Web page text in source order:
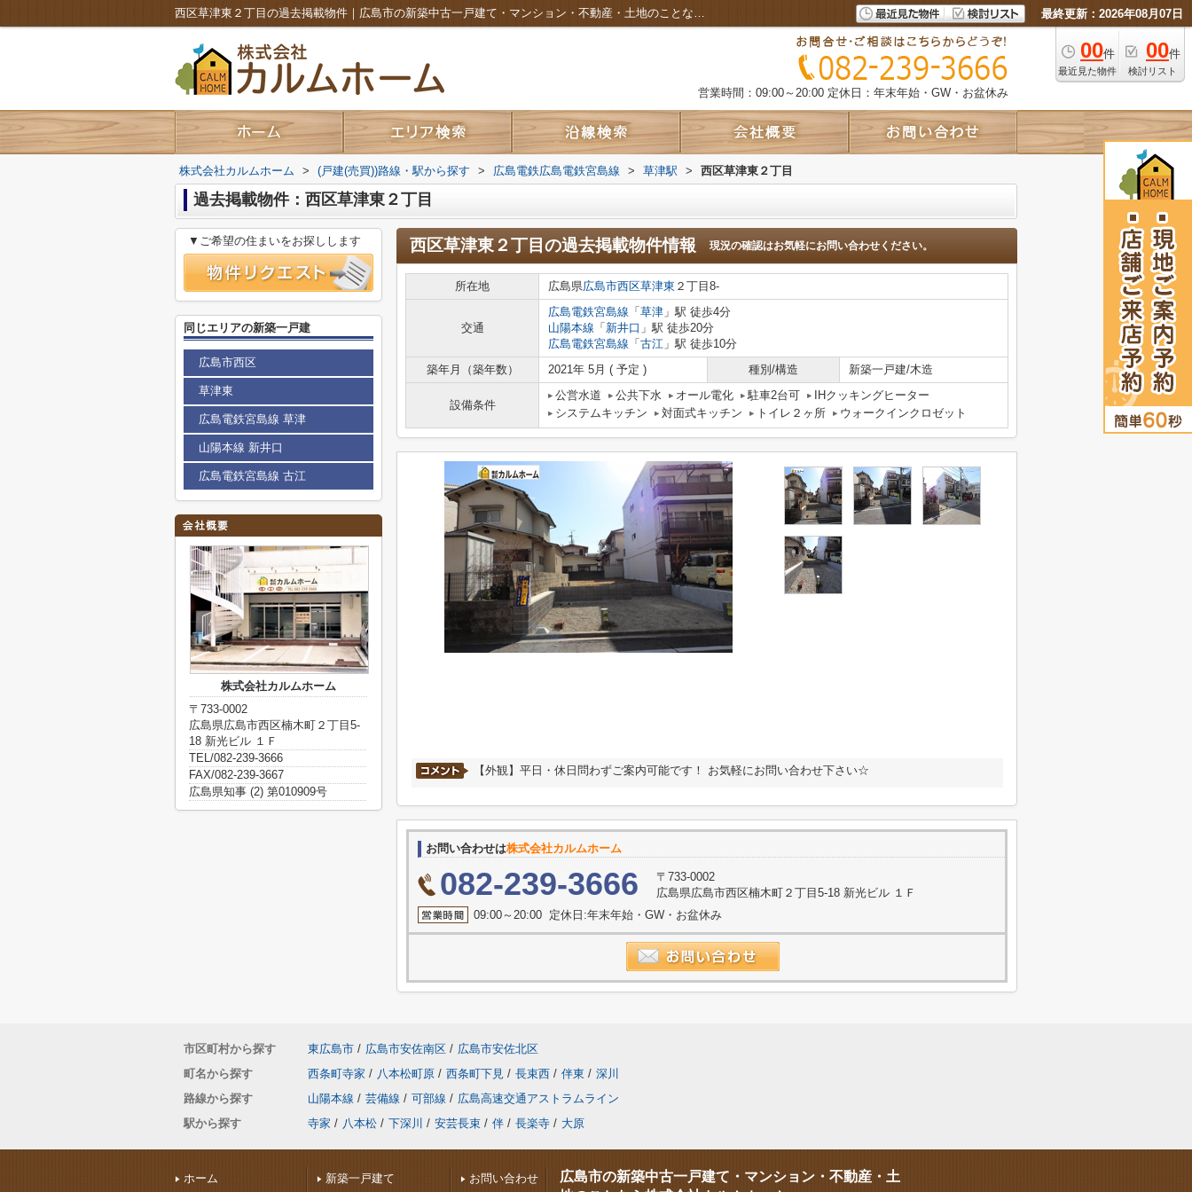
西区草津東２丁目の過去掲載物件｜広島市の新築中古一戸建て・マンション・不動産・土地のことなら株式会社カルムホーム 最終更新：2026年08月07日
00件
最近見た物件
00件
検討リスト
営業時間：09:00～20:00 定休日：年末年始・GW・お盆休み
株式会社カルムホーム > (戸建(売買))路線・駅から探す > 広島電鉄広島電鉄宮島線 > 草津駅 > 西区草津東２丁目
過去掲載物件：西区草津東２丁目
西区草津東２丁目 の過去掲載物件情報 現況の確認はお気軽にお問い合わせください。
所在地 広島県広島市西区草津東 ２丁目8-
交通
広島電鉄宮島線 「 草津 」駅 徒歩4分
山陽本線 「 新井口 」駅 徒歩20分
広島電鉄宮島線 「 古江 」駅 徒歩10分
築年月（築年数）
2021年 5月 ( 予定 ) 種別/構造 新築一戸建/木造
設備条件
公営水道 公共下水 オール電化 駐車2台可
IHクッキングヒーター
システムキッチン
対面式キッチン トイレ２ヶ所 ウォークインクロゼット
【外観】平日・休日問わずご案内可能です！ お気軽にお問い合わせ下さい☆
お問い合わせは株式会社カルムホーム
082-239-3666
〒733-0002
広島県広島市西区楠木町２丁目5-18 新光ビル １Ｆ
09:00～20:00 定休日:年末年始・GW・お盆休み
▼ご希望の住まいをお探しします
同じエリアの新築一戸建
広島市西区
草津東
広島電鉄宮島線 草津
山陽本線 新井口
広島電鉄宮島線 古江
株式会社カルムホーム
〒733-0002
広島県広島市西区楠木町２丁目5-
18 新光ビル １Ｆ
TEL/082-239-3666
FAX/082-239-3667
広島県知事 (2) 第010909号
市区町村から探す 東広島市 / 広島市安佐南区 / 広島市安佐北区
町名から探す
西条町寺家 / 八本松町原 / 西条町下見 / 長束西 / 伴東 / 深川
路線から探す
山陽本線 / 芸備線 / 可部線 / 広島高速交通アストラムライン
駅から探す
寺家 / 八本松 / 下深川 / 安芸長束 / 伴 / 長楽寺 / 大原
ホーム 新築一戸建て お問い合わせ
広島市の新築中古一戸建て・マンション・不動産・土